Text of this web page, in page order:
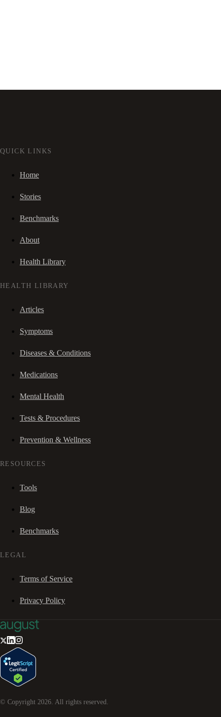
QUICK LINKS
Home
Stories
Benchmarks
About
Health Library
HEALTH LIBRARY
Articles
Symptoms
Diseases & Conditions
Medications
Mental Health
Tests & Procedures
Prevention & Wellness
RESOURCES
Tools
Blog
Benchmarks
LEGAL
Terms of Service
Privacy Policy
© Copyright 2026. All rights reserved.